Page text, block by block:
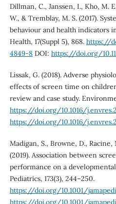
Dillman, C., Janssen, I., Kho, M.
W., & Tremblay, M. S. (2017).
behaviour and health indicators
Health, 17(Suppl 5), 868. https://
4849-8DOI: https://doi.org/
Lissak, G. (2018). Adverse
effects of screen time on
review and case study.
https://doi.org/10.1016/
https://doi.org/10.1016/
Madigan, S., Browne, D., Racine,
(2019). Association between
performance on a
Pediatrics, 173(3), 244–250.
https://doi.org/10.1001/
https://doi.org/10.1001/